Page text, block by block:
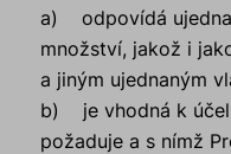
a) odpovídá
množství, jakož i
a jiným ujednaným
b) je vhodná k
požaduje a s nímž